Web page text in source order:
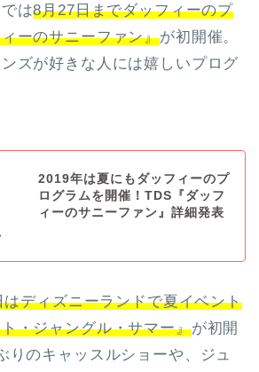
は8月27日までダッフィーのプ
ーのサニーファン』が初開催。
ズが好きな人には嬉しいプログ
2019年は夏にもダッフィーのプ
ログラムを開催！TDS『ダッフ
ィーのサニーファン』詳細発表
ディズニーランドで夏イベント
・ジャングル・サマー』が初開
りのキャッスルショーや、ジュ